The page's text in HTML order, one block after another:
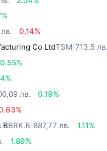
0.14%
Co LtdTSM 713,5
0.55%
лв.
0.19%
BBRK.B 887,77 лв.
1.11%
1.89%